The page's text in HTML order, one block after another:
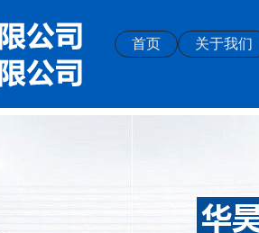
首页 关于我们